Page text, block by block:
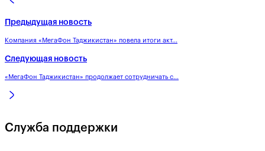
Предыдущая новость
Компания «МегаФон Таджикистан» повела итоги акт...
Следующая новость
«МегаФон Таджикистан» продолжает сотрудничать с...
Служба поддержки